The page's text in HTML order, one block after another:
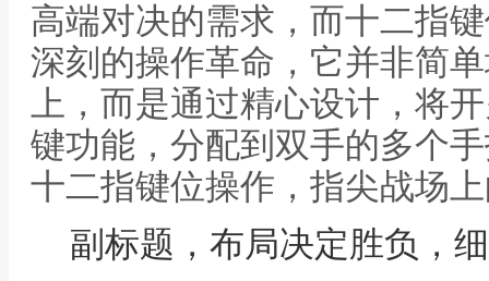
高端对决的需求，而十二指
深刻的操作革命，它并非简
上，而是通过精心设计，将
键功能，分配到双手的多个
十二指键位操作，指尖战场
副标题，布局决定胜负，